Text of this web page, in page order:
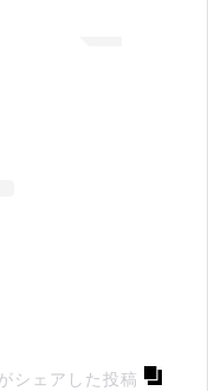
シェアした投稿